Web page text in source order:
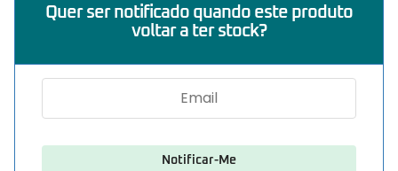
Quer ser notificado quando este produto
voltar a ter stock?